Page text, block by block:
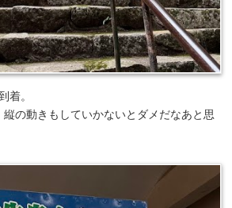
着。
の動きもしていかないとダメだなあと思